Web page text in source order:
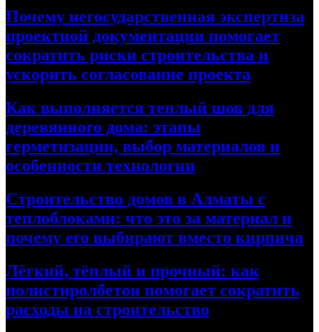
Почему негосударственная экспертиза
проектной документации помогает
сократить риски строительства и
ускорить согласование проекта
Как выполняется теплый шов для
деревянного дома: этапы
герметизации, выбор материалов и
особенности технологии
Строительство домов в Алматы с
теплоблоками: что это за материал и
почему его выбирают вместо кирпича
Лёгкий, тёплый и прочный: как
полистиролбетон помогает сократить
расходы на строительство